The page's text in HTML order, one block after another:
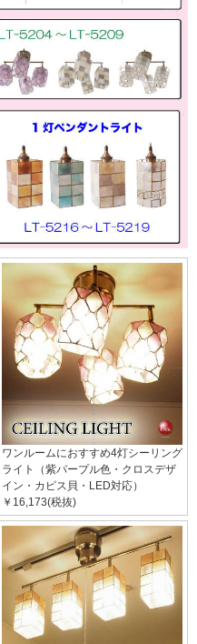
ワンルームにおすすめ4灯シーリング
ライト（紫パープル色・クロスデザ
イン・カピス貝・LED対応）
￥16,173(税抜)